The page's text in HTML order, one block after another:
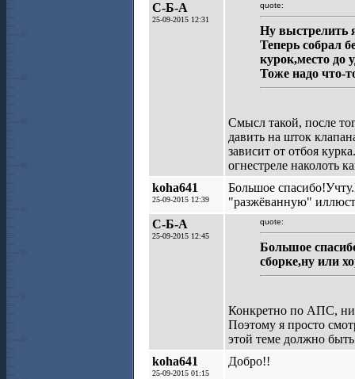
С-Б-А
25-09-2015 12:31
quote:
Ну выстрелить
Теперь собрал
курок,место до
Тоже надо что-
Смысл такой, после
давить на шток
зависит от отбоя
огнестреле наколоть
koha641
25-09-2015 12:39
Большое
"разжёванную"
С-Б-А
25-09-2015 12:45
quote:
Большое
сборке,ну или
Конкретно по АПС,
Поэтому я просто
этой теме должно
koha641
25-09-2015 01:15
Добро!!